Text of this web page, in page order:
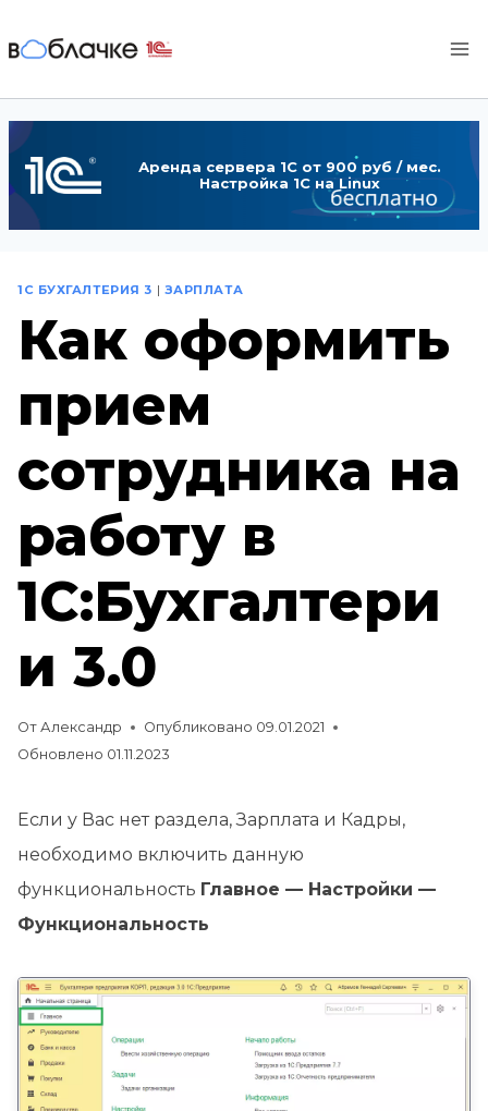
к
Аренда сервера 1С от 900 руб / мес.
Настройка 1С на Linux
1С БУХГАЛТЕРИЯ 3 | ЗАРПЛАТА
Как оформить
прием
сотрудника на
работу в
1С:Бухгалтери
и 3.0
От Александр Опубликовано 09.01.2021
Обновлено 01.11.2023
Если у Вас нет раздела, Зарплата и Кадры,
необходимо включить данную
функциональность Главное — Настройки —
Функциональность